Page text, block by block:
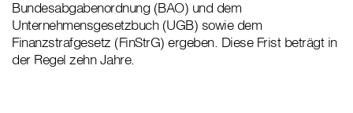
Bundesabgabenordnung (BAO) und dem
Unternehmensgesetzbuch (UGB) sowie dem
Finanzstrafgesetz (FinStrG) ergeben. Diese Frist beträgt in
der Regel zehn Jahre.